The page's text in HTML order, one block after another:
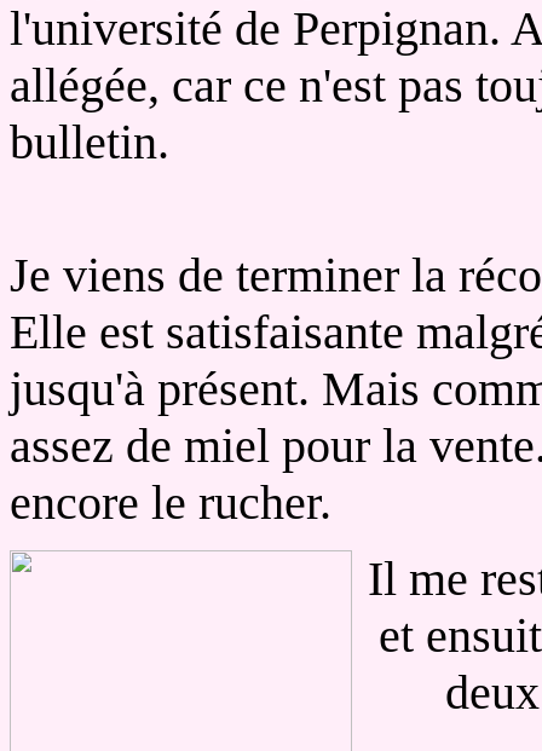
l'université de Perpignan.
allégée, car ce n'est pas
bulletin.
Je viens de terminer la
Elle est satisfaisante
jusqu'à présent. Mais
assez de miel pour la
encore le rucher.
Il me
et